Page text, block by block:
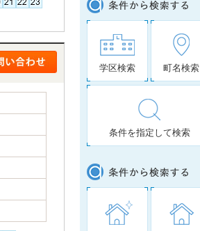
学区検索 町名検索
条件を指定して検索